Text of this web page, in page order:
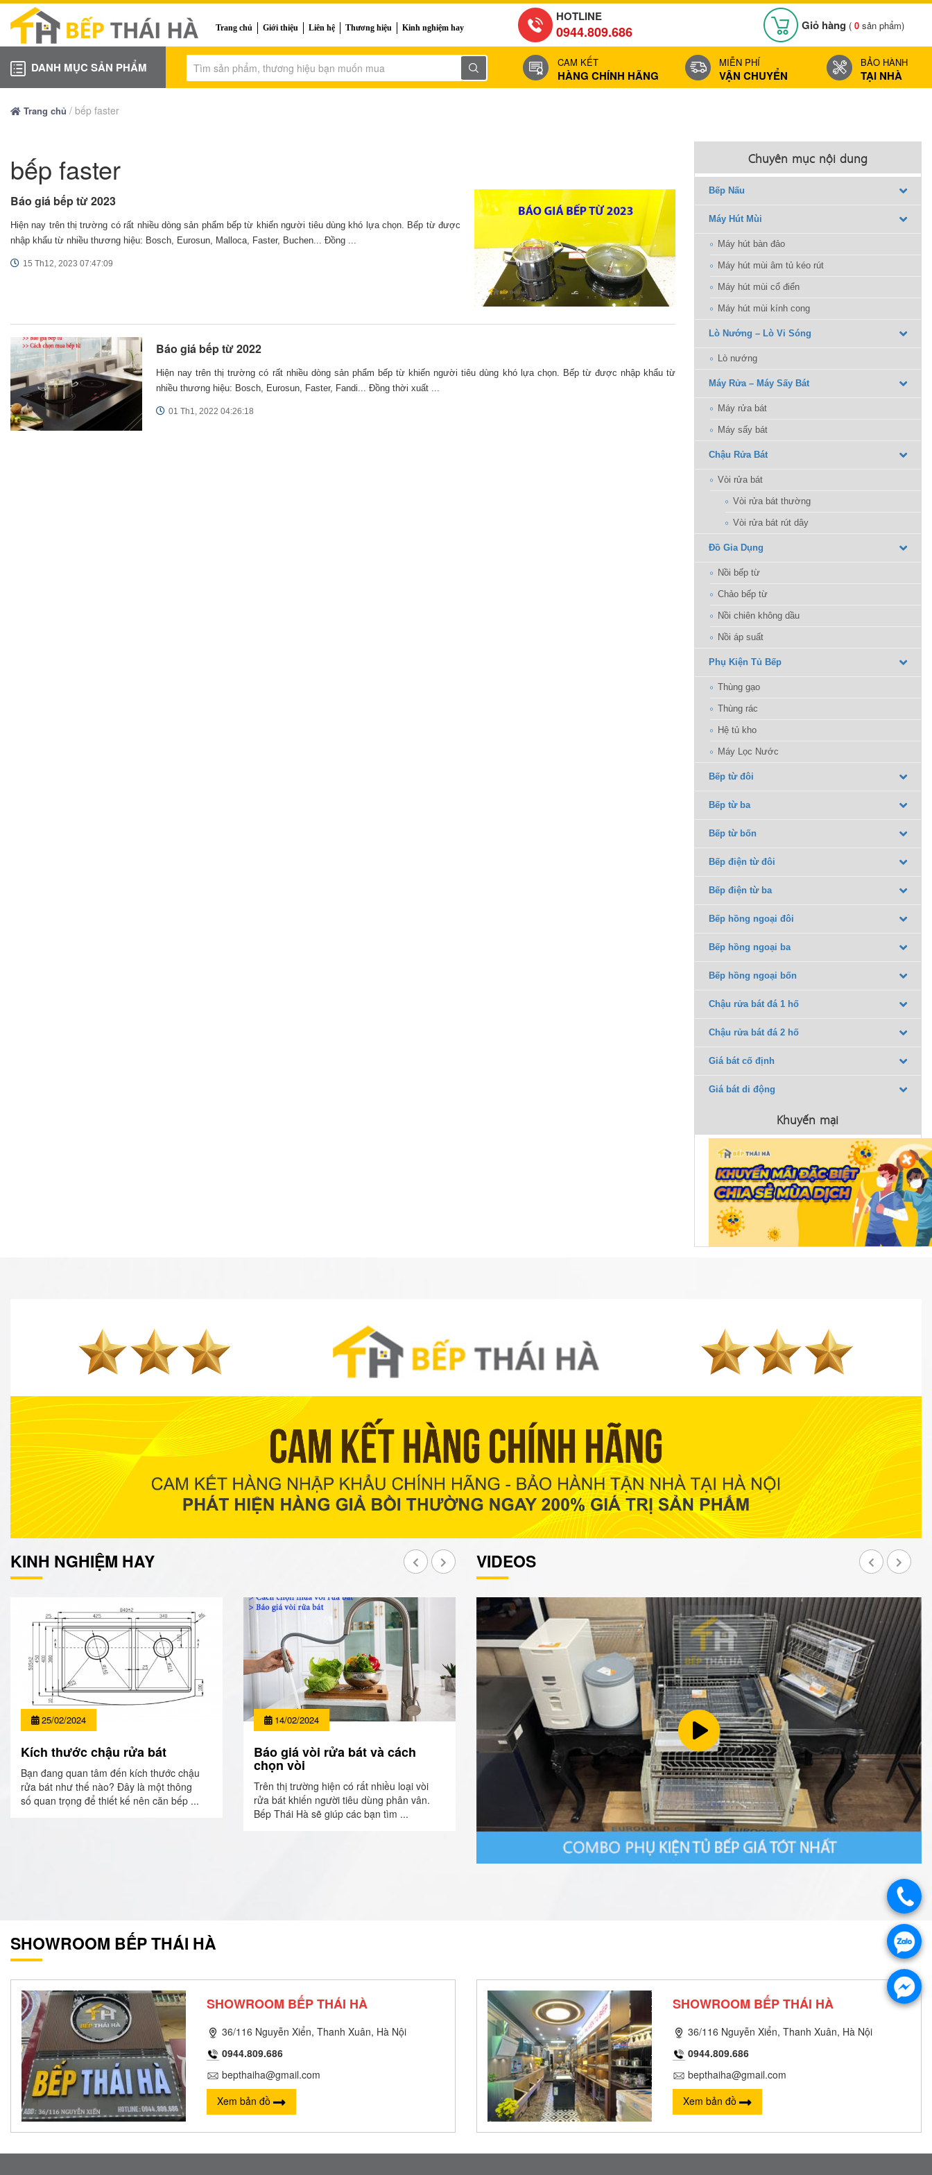
Trang chủ Giới thiệu Liên hệ Thương hiệu Kinh nghiệm hay
HOTLINE
0944.809.686 Giỏ hàng ( 0 sản phẩm)
DANH MỤC SẢN PHẨM CAM KẾT
HÀNG CHÍNH HÃNG
MIỄN PHÍ
VẬN CHUYỂN
BẢO HÀNH
TẠI NHÀ
Trang chủ / bếp faster
bếp faster
Báo giá bếp từ 2023
Hiện nay trên thị trường có rất nhiều dòng sản phẩm bếp từ khiến người tiêu dùng khó lựa chọn. Bếp từ được
nhập khẩu từ nhiều thương hiệu: Bosch, Eurosun, Malloca, Faster, Buchen... Đồng ...
15 Th12, 2023 07:47:09
Báo giá bếp từ 2022
Hiện nay trên thị trường có rất nhiều dòng sản phẩm bếp từ khiến người tiêu dùng khó lựa chọn. Bếp từ được nhập khẩu từ
nhiều thương hiệu: Bosch, Eurosun, Faster, Fandi... Đồng thời xuất ...
01 Th1, 2022 04:26:18
Chuyên mục nội dung
Bếp Nấu
Máy Hút Mùi
Máy hút bàn đảo
Máy hút mùi âm tủ kéo rút
Máy hút mùi cổ điển
Máy hút mùi kính cong
Lò Nướng – Lò Vi Sóng
Lò nướng
Máy Rửa – Máy Sấy Bát
Máy rửa bát
Máy sấy bát
Chậu Rửa Bát
Vòi rửa bát
Vòi rửa bát thường
Vòi rửa bát rút dây
Đồ Gia Dụng
Nồi bếp từ
Chảo bếp từ
Nồi chiên không dầu
Nồi áp suất
Phụ Kiện Tủ Bếp
Thùng gạo
Thùng rác
Hệ tủ kho
Máy Lọc Nước
Bếp từ đôi
Bếp từ ba
Bếp từ bốn
Bếp điện từ đôi
Bếp điện từ ba
Bếp hồng ngoại đôi
Bếp hồng ngoại ba
Bếp hồng ngoại bốn
Chậu rửa bát đá 1 hố
Chậu rửa bát đá 2 hố
Giá bát cố định
Giá bát di động
Khuyến mại
KINH NGHIỆM HAY
25/02/2024
Kích thước chậu rửa bát
Bạn đang quan tâm đến kích thước chậu
rửa bát như thế nào? Đây là một thông
số quan trọng để thiết kế nên căn bếp ...
14/02/2024
Báo giá vòi rửa bát và cách
chọn vòi
Trên thị trường hiện có rất nhiều loại vòi
rửa bát khiến người tiêu dùng phân vân.
Bếp Thái Hà sẽ giúp các bạn tìm ...
VIDEOS
SHOWROOM BẾP THÁI HÀ
SHOWROOM BẾP THÁI HÀ
36/116 Nguyễn Xiển, Thanh Xuân, Hà Nội
0944.809.686
bepthaiha@gmail.com
Xem bản đồ
SHOWROOM BẾP THÁI HÀ
36/116 Nguyễn Xiển, Thanh Xuân, Hà Nội
0944.809.686
bepthaiha@gmail.com
Xem bản đồ